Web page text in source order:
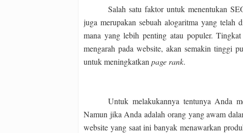
Salah satu faktor untuk menentukan
juga merupakan sebuah alogaritma yang telah
mana yang lebih penting atau populer.
mengarah pada website, akan semakin tinggi
untuk meningkatkan page rank.
Untuk melakukannya tentunya Anda
Namun jika Anda adalah orang yang awam
website yang saat ini banyak menawarkan